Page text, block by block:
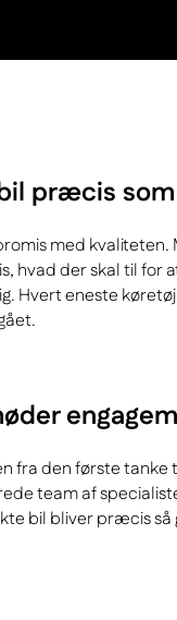
præcis
med kvaliteten.
hvad der skal til for
Hvert eneste
fra den første tanke
team af
bil bliver præcis så